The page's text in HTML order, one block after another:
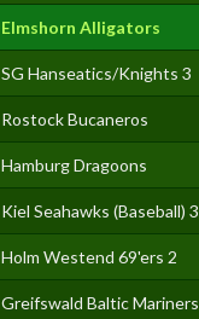
Elmshorn Alligators
SG Hanseatics/Knights 3
Rostock Bucaneros
Hamburg Dragoons
Kiel Seahawks (Baseball) 3
Holm Westend 69'ers 2
Greifswald Baltic Mariners